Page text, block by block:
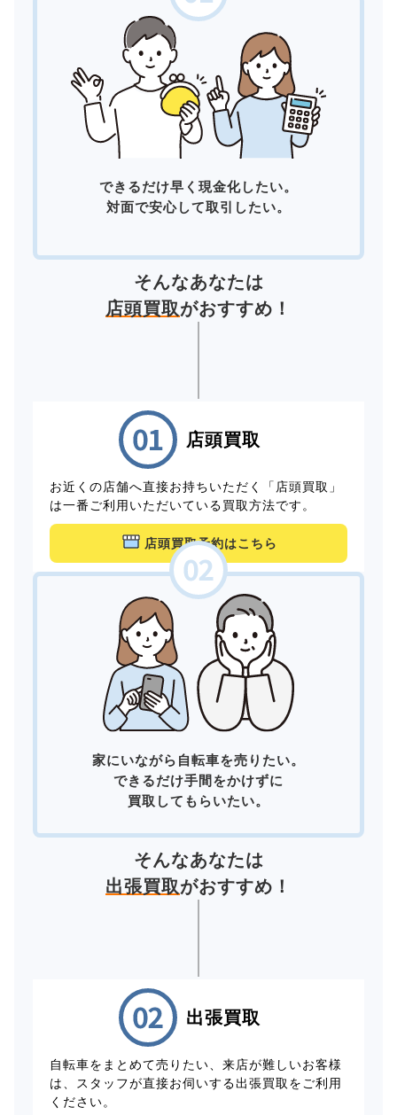
できるだけ早く現金化したい。
対面で安心して取引したい。
そんなあなたは
店頭買取がおすすめ！
店頭買取
お近くの店舗へ直接お持ちいただく「店頭買取」
は一番ご利用いただいている買取方法です。
店頭買取予約はこちら
家にいながら自転車を売りたい。
できるだけ手間をかけずに
買取してもらいたい。
そんなあなたは
出張買取がおすすめ！
出張買取
自転車をまとめて売りたい、来店が難しいお客様
は、スタッフが直接お伺いする出張買取をご利用
ください。